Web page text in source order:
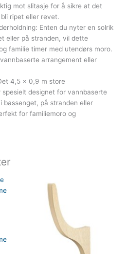
mot slitasje for å sikre at det
ripet eller revet.
Enten du nyter en solrik
eller på stranden, vil dette
familie timer med utendørs moro.
arrangement eller
4,5 x 0,9 m store
designet for vannbaserte
bassenget, på stranden eller
for familiemoro og